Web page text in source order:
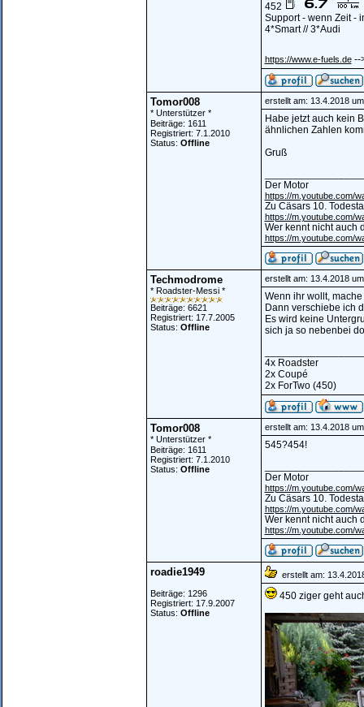
452
Support - wenn Zeit -
4*Smart // 3*Audi
https://www.e-fuels.de--
Tomor008
* Unterstützer *
Beiträge: 1611
Registriert: 7.1.2010
Status: Offline
erstellt am: 13.4.2018
Habe jetzt auch kein
ähnlichen Zahlen
Gruß
Der Motor
https://m.youtube.com/
Zu Cäsars 10.
https://m.youtube.com/
Wer kennt nicht auch
https://m.youtube.com/
Techmodrome
* Roadster-Messi *
Beiträge: 6621
Registriert: 17.7.2005
Status: Offline
erstellt am: 13.4.2018
Wenn ihr wollt,
Dann verschiebe ich
Es wird keine
sich ja so nebenbei
4x Roadster
2x Coupé
2x ForTwo (450)
Tomor008
* Unterstützer *
Beiträge: 1611
Registriert: 7.1.2010
Status: Offline
erstellt am: 13.4.2018
545?454!
Der Motor
https://m.youtube.com/
Zu Cäsars 10.
https://m.youtube.com/
Wer kennt nicht auch
https://m.youtube.com/
roadie1949
Beiträge: 1296
Registriert: 17.9.2007
Status: Offline
erstellt am:
450 ziger geht